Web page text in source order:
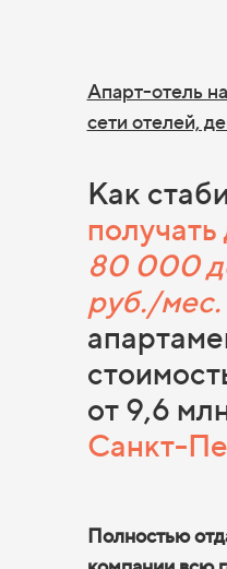
Как
получать
80 000
руб./мес.
от 9,6
Санкт-
Полностью
Апарт-отель
сети отелей,